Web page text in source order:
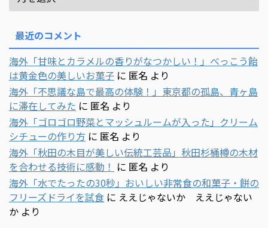
最近のコメント
海外「甘味とカラメルの香りがなつかしい！」べっこう飴
は黄金色の美しいお菓子 に 匿名 より
海外「不思議な島で最高の体験！」東京都の孤島、青ヶ島
に滞在してみた に 匿名 より
海外「ゴロゴロ野菜とマッシュルームが入った」クリーム
シチューの作り方 に 匿名 より
海外「秋田の木目が美しい伝統工芸品」秋田杉桶樽の木材
を合わせる技術に感動！ に 匿名 より
海外「水でたったの30秒」おいしい非常食の和菓子・餅の
フリーズドライを試食 に ええじゃないか ええじゃない
か より